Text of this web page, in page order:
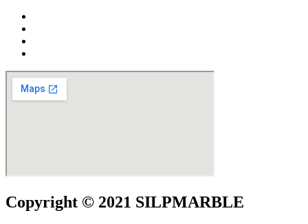
Copyright © 2021 SILPMARBLE